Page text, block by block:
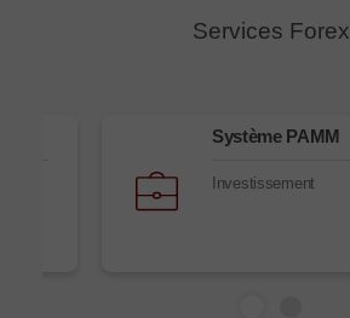
Services Forex
Système PAMM
Investissement